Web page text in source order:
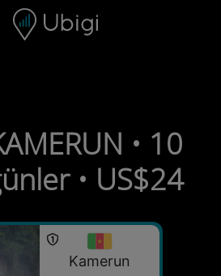
Alt bilgi
• 10
• US$24
Kamerun